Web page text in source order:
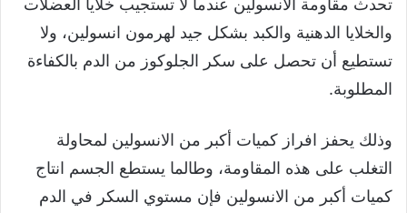
تحدث مقاومة الانسولين عندما لا تستجيب خلايا العضلات
والخلايا الدهنية والكبد بشكل جيد لهرمون انسولين، ولا
تستطيع أن تحصل على سكر الجلوكوز من الدم بالكفاءة
المطلوبة.
وذلك يحفز افراز كميات أكبر من الانسولين لمحاولة
التغلب على هذه المقاومة، وطالما يستطع الجسم انتاج
كميات أكبر من الانسولين فإن مستوي السكر في الدم